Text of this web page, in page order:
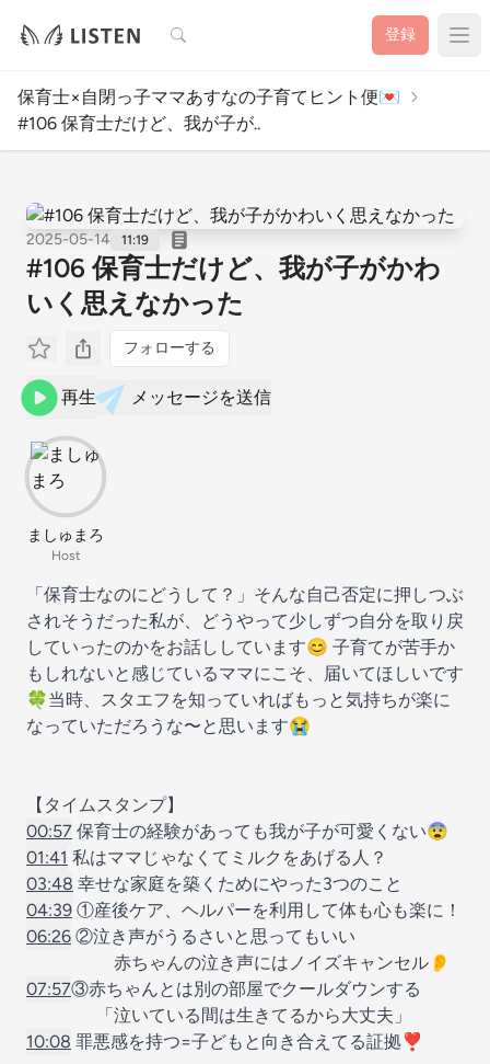
検索 登録
保育士×自閉っ子ママあすなの子育てヒント便💌
#106 保育士だけど、我が子が..
2025-05-14 11:19
#106 保育士だけど、我が子がかわ
いく思えなかった
フォローする
再生 メッセージを送信
ましゅまろ
Host
「保育士なのにどうして？」そんな自己否定に押しつぶ
されそうだった私が、どうやって少しずつ自分を取り戻
していったのかをお話ししています😊 子育てが苦手か
もしれないと感じているママにこそ、届いてほしいです
🍀当時、スタエフを知っていればもっと気持ちが楽に
なっていただろうな〜と思います😭
【タイムスタンプ】
00:57 保育士の経験があっても我が子が可愛くない😨
01:41 私はママじゃなくてミルクをあげる人？
03:48 幸せな家庭を築くためにやった3つのこと
04:39 ①産後ケア、ヘルパーを利用して体も心も楽に！
06:26 ②泣き声がうるさいと思ってもいい
赤ちゃんの泣き声にはノイズキャンセル👂
07:57③赤ちゃんとは別の部屋でクールダウンする
「泣いている間は生きてるから大丈夫」
10:08 罪悪感を持つ=子どもと向き合えてる証拠❣️